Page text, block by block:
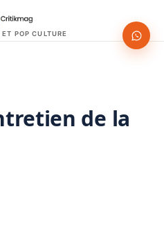
POP CULTURE
de la